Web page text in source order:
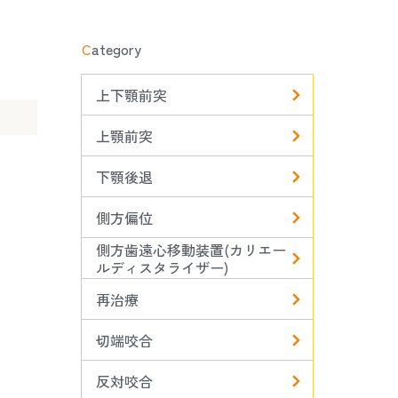
Category
上下顎前突
上顎前突
下顎後退
側方偏位
側方歯遠心移動装置(カリエー
ルディスタライザー)
再治療
切端咬合
反対咬合